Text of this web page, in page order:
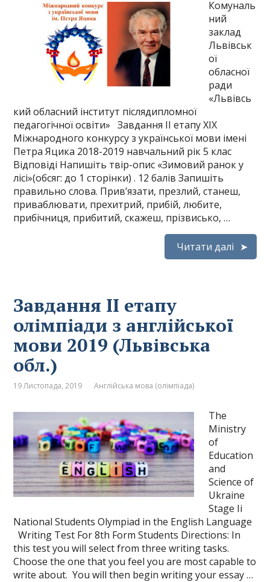
Комуналь
ний
заклад
Львівськ
ої
обласної
ради
«Львівсь
кий обласний інститут післядипломної
педагогічної освіти» Завдання ІІ етапу ХІХ
Міжнародного конкурсу з української мови імені
Петра Яцика 2018-2019 навчальний рік 5 клас
Відповіді Напишіть твір-опис «Зимовий ранок у
лісі»(обсяг: до 1 сторінки) . 12 балів Запишіть
правильно слова. Прив’язати, презлий, станеш,
приваблювати, прехитрий, прибій, любите,
прибічниця, прибитий, скажеш, прізвисько, …
Читати далі
Завдання ІІ етапу
олімпіади з англійської
мови 2019 (Львівська
обл.)
19 Листопада, 2019 Англійська мова (олімпіада)
The
Ministry
of
Education
and
Science of
Ukraine
Stage Ii
National Students Olympiad in the English Language
Writing Test For 8th Form Students Directions: In
this test you will select from three writing tasks.
Choose the one that you feel you are most capable to
write about. You will then begin writing your essay …